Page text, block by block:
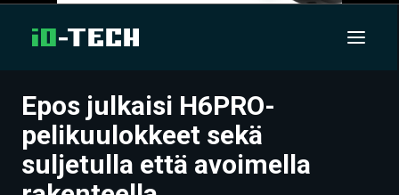
UUTISET
ARTIKKELIT
Epos julkaisi H6PRO-
pelikuulokkeet sekä
suljetulla että avoimella